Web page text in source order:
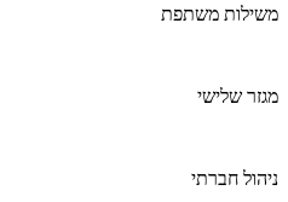
משילות משתפת
מגזר שלישי
ניהול חברתי